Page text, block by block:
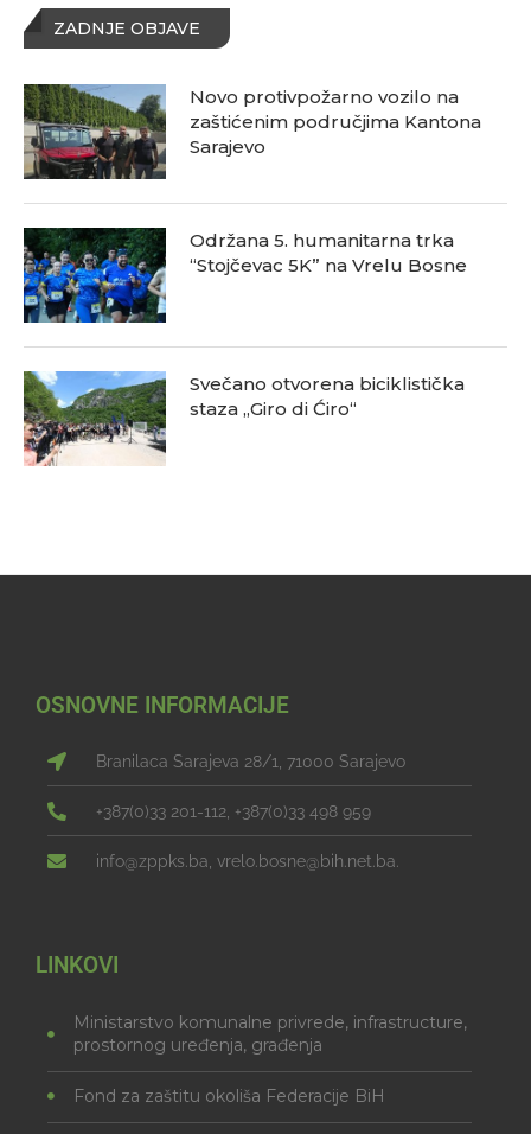
ZADNJE OBJAVE
Novo protivpožarno vozilo na
zaštićenim područjima Kantona
Sarajevo
Održana 5. humanitarna trka
“Stojčevac 5K” na Vrelu Bosne
Svečano otvorena biciklistička
staza „Giro di Ćiro“
OSNOVNE INFORMACIJE
Branilaca Sarajeva 28/1, 71000 Sarajevo
+387(0)33 201-112, +387(0)33 498 959
info@zppks.ba, vrelo.bosne@bih.net.ba.
LINKOVI
Ministarstvo komunalne privrede, infrastructure,
prostornog uređenja, građenja
Fond za zaštitu okoliša Federacije BiH